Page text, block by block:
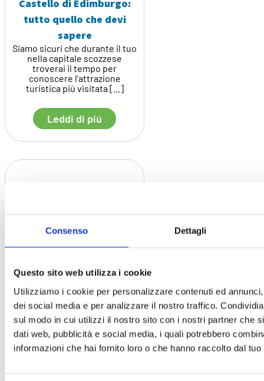
Consenso Dettagli
Questo sito web utilizza i cookie
Utilizziamo i cookie per personalizzare contenuti ed
dei social media e per analizzare il nostro traffico.
sul modo in cui utilizzi il nostro sito con i nostri partner che
dati web, pubblicità e social media, i quali potrebbero
informazioni che hai fornito loro o che hanno raccolto dal
Castello di Edimburgo:
tutto quello che devi
sapere
Siamo sicuri che durante il tuo
nella capitale scozzese
troverai il tempo per
conoscere l’attrazione
turistica più visitata [...]
Leddi di piú
Guida ai Castelli Scozzesi
Quando si pensa alla Scozia, si
pensa ai paesaggi verdi e alla
storia millenaria, ma prima di
tutto [...]
Leddi di piú